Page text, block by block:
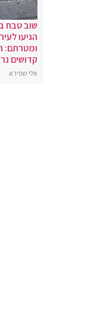
שוב טבח
הגיעו
ומטרתם:
קדושים
אלי שפירא